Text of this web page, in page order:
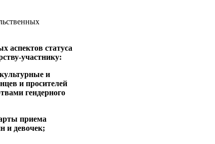
аспектов статуса
участнику:
и
и просителей
гендерного
приема
и девочек;